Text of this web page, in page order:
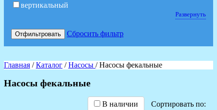
вертикальный
Развернуть
Отфильтровать Сбросить фильтр
Главная /Каталог /Насосы / Насосы фекальные
Насосы фекальные
В наличии
Сортировать по: